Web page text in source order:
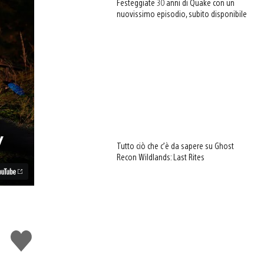
Mi
piace
Festeggiate 30 anni di Quake con un
nuovissimo episodio, subito disponibile
Tutto ciò che c’è da sapere su Ghost
Recon Wildlands: Last Rites